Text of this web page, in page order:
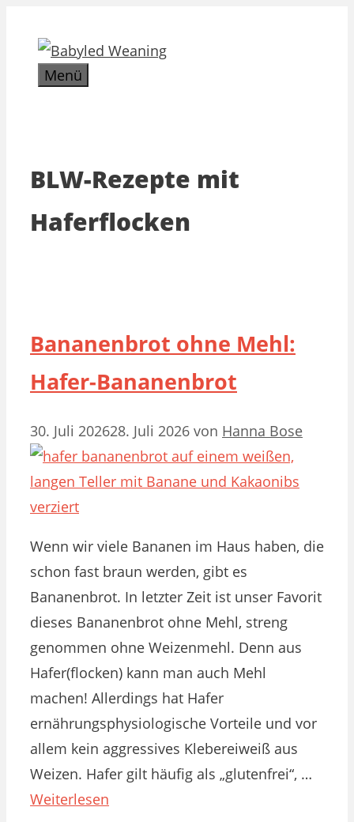
Inhalt
springenMenü
BLW-Rezepte mit
Haferflocken
Bananenbrot ohne Mehl:
Hafer-Bananenbrot
30. Juli 202628. Juli 2026 von Hanna Bose
Wenn wir viele Bananen im Haus haben, die
schon fast braun werden, gibt es
Bananenbrot. In letzter Zeit ist unser Favorit
dieses Bananenbrot ohne Mehl, streng
genommen ohne Weizenmehl. Denn aus
Hafer(flocken) kann man auch Mehl
machen! Allerdings hat Hafer
ernährungsphysiologische Vorteile und vor
allem kein aggressives Klebereiweiß aus
Weizen. Hafer gilt häufig als „glutenfrei“, …
Weiterlesen